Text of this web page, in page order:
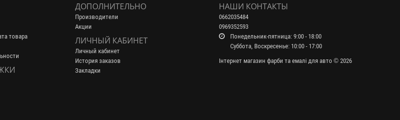
товара
ДОПОЛНИТЕЛЬНО
Производители
Акции
ЛИЧНЫЙ КАБИНЕТ
Личный кабинет
История заказов
Закладки
НАШИ КОНТАКТЫ
0662035484
0969352593
Понедельник-пятница: 9:00 - 18:00
Суббота, Воскресенье: 10:00 - 17:00
Інтернет магазин фарби та емалі для авто © 2026